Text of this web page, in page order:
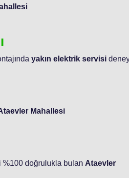
yakın elektrik servisi
Mahallesi
%100 doğrulukla bulan Ataevler